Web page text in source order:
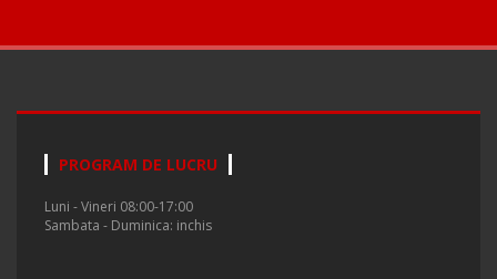
PROGRAM DE LUCRU
Luni - Vineri 08:00-17:00
Sambata - Duminica: inchis